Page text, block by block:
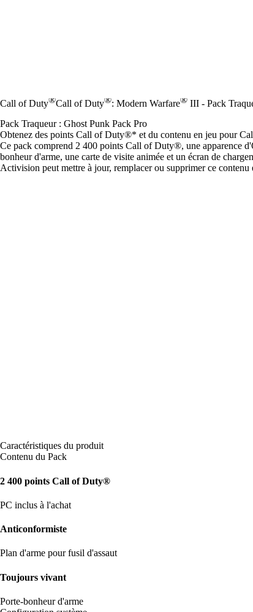
Call of Duty®Call of Duty®: Modern Warfare® III - Pack
Pack Traqueur : Ghost Punk Pack Pro
Obtenez des points Call of Duty®* et du contenu en jeu pour
Ce pack comprend 2 400 points Call of Duty®, une apparence
bonheur d'arme, une carte de visite animée et un écran de
Activision peut mettre à jour, remplacer ou supprimer ce contenu
Caractéristiques du produit
Contenu du Pack
2 400 points Call of Duty®
PC inclus à l'achat
Anticonformiste
Plan d'arme pour fusil d'assaut
Toujours vivant
Porte-bonheur d'arme